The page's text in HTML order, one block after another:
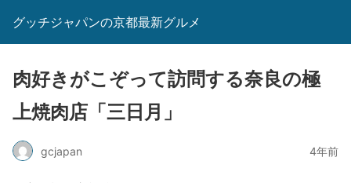
グッチジャパンの京都最新グルメ
肉好きがこぞって訪問する奈良の極
上焼肉店「三日月」
gcjapan 4年前